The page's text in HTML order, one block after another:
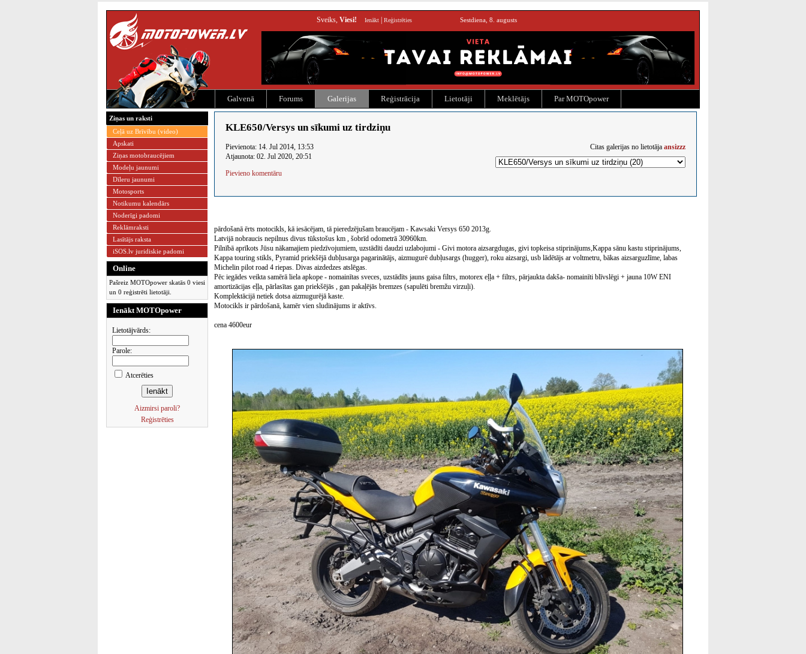
Sveiks, Viesi! Ienākt Reģistrēties Sestdiena, 8. augusts
Galvenā Forums Galerijas Reģistrācija Lietotāji Meklētājs Par MOTOpower
Ziņas un raksti
Ceļā uz Brīvību (video)
Apskati
Ziņas motobraucējiem
Modeļu jaunumi
Dīleru jaunumi
Motosports
Notikumu kalendārs
Noderīgi padomi
Reklāmraksti
Lasītājs raksta
iSOS.lv juridiskie padomi
Online
Pašreiz MOTOpower skatās 0 viesi
un 0 reģistrēti lietotāji.
Ienākt MOTOpower
Lietotājvārds:
Parole:
Atcerēties
Aizmirsi paroli?
Reģistrēties
KLE650/Versys un sīkumi uz tirdziņu
Pievienota: 14. Jul 2014, 13:53
Atjaunota: 02. Jul 2020, 20:51
Pievieno komentāru
Citas galerijas no lietotāja ansizzz
pārdošanā ērts motocikls, kā iesācējam, tā pieredzējušam braucējam - Kawsaki Versys 650 2013g.
Latvijā nobraucis nepilnus divus tūkstošus km , šobrīd odometrā 30960km.
Pilnībā aprīkots Jūsu nākamajiem piedzīvojumiem, uzstādīti daudzi uzlabojumi - Givi motora aizsargdugas, givi topkeisa stiprinājums,Kappa sānu kastu stiprinājums,
Kappa touring stikls, Pyramid priekšējā dubļusarga pagarinātājs, aizmugurē dubļusargs (hugger), roku aizsargi, usb lādētājs ar voltmetru, bākas aizsarguzlīme, labas
Michelin pilot road 4 riepas. Divas aizdedzes atslēgas.
Pēc iegādes veikta samērā liela apkope - nomainītas sveces, uzstādīts jauns gaisa filtrs, motorex eļļa + filtrs, pārjaukta dakša- nomainīti blīvslēgi + jauna 10W ENI
amortizācijas eļļa, pārlasītas gan priekšējās , gan pakaļējās bremzes (sapulēti bremžu virzuļi).
Komplektācijā netiek dotsa aizmugurējā kaste.
Motocikls ir pārdošanā, kamēr vien sludinājums ir aktīvs.
cena 4600eur